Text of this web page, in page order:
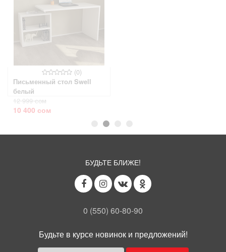
(0)
Письменный стол Swell
белый
12 999 сом
10 400 сом
БУДЬТЕ БЛИЖЕ!
0 (550) 60-80-90
Будьте в курсе новинок и предложений!